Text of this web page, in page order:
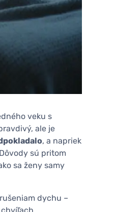
veku s
ale je
, a napriek
sú pritom
sa ženy samy
dychu –